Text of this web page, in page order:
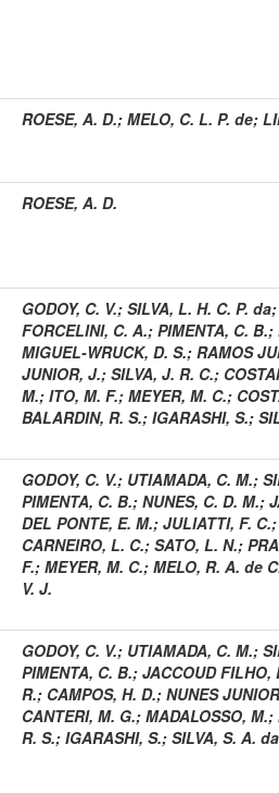
ROESE, A. D.; MELO, C. L. P. de;
ROESE, A. D.
GODOY, C. V.; SILVA, L. H. C. P. da;
FORCELINI, C. A.; PIMENTA, C. B.;
MIGUEL-WRUCK, D. S.; RAMOS
JUNIOR, J.; SILVA, J. R. C.;
M.; ITO, M. F.; MEYER, M. C.;
BALARDIN, R. S.; IGARASHI, S.;
GODOY, C. V.; UTIAMADA, C. M.;
PIMENTA, C. B.; NUNES, C. D. M.;
DEL PONTE, E. M.; JULIATTI, F. C.;
CARNEIRO, L. C.; SATO, L. N.;
F.; MEYER, M. C.; MELO, R. A. de
V. J.
GODOY, C. V.; UTIAMADA, C. M.;
PIMENTA, C. B.; JACCOUD FILHO,
R.; CAMPOS, H. D.; NUNES
CANTERI, M. G.; MADALOSSO, M.;
R. S.; IGARASHI, S.; SILVA, S. A. da